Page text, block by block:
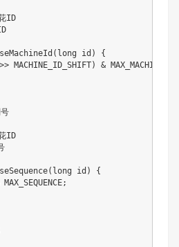
ID
id) {
MACHINE_ID_SHIFT) &
ID
id) {
MAX_SEQUENCE;